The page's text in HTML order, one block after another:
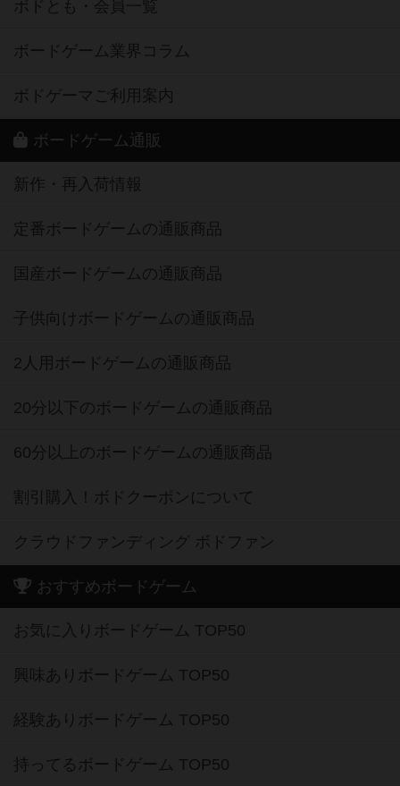
ボドとも・会員一覧
ボードゲーム業界コラム
ボドゲーマご利用案内
ボードゲーム通販
新作・再入荷情報
定番ボードゲームの通販商品
国産ボードゲームの通販商品
子供向けボードゲームの通販商品
2人用ボードゲームの通販商品
20分以下のボードゲームの通販商品
60分以上のボードゲームの通販商品
割引購入！ボドクーポンについて
クラウドファンディング ボドファン
おすすめボードゲーム
お気に入りボードゲーム TOP50
興味ありボードゲーム TOP50
経験ありボードゲーム TOP50
持ってるボードゲーム TOP50